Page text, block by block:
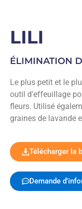
LILI
ÉLIMINATION
Le plus petit et le
outil d'effeuillage
fleurs. Utilisé
graines de lavande
Télécharger la
Demande